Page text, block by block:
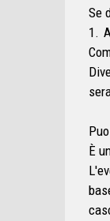
Se
1.
È